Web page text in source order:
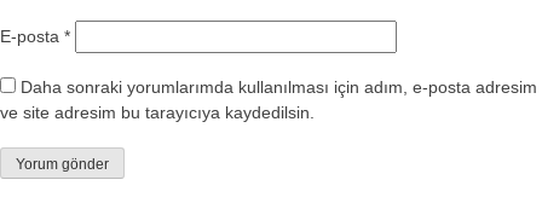
E-posta *
Daha sonraki yorumlarımda kullanılması için adım, e-posta adresim
ve site adresim bu tarayıcıya kaydedilsin.